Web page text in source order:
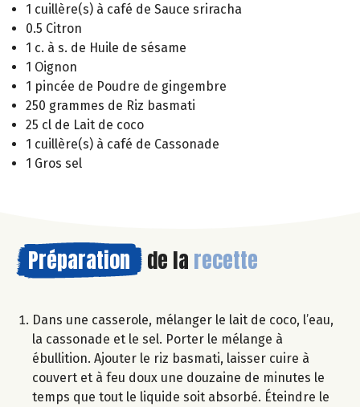
1 cuillère(s) à café de Sauce sriracha
0.5 Citron
1 c. à s. de Huile de sésame
1 Oignon
1 pincée de Poudre de gingembre
250 grammes de Riz basmati
25 cl de Lait de coco
1 cuillère(s) à café de Cassonade
1 Gros sel
Préparation de la recette
Dans une casserole, mélanger le lait de coco, l’eau,
la cassonade et le sel. Porter le mélange à
ébullition. Ajouter le riz basmati, laisser cuire à
couvert et à feu doux une douzaine de minutes le
temps que tout le liquide soit absorbé. Éteindre le